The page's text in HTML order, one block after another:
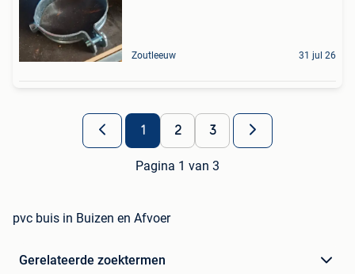
Zoutleeuw 31 jul 26
1 2 3
Pagina 1 van 3
pvc buis in Buizen en Afvoer
Gerelateerde zoektermen